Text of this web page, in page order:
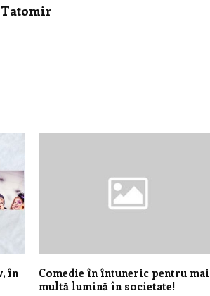
în
Comedie în întuneric pentru mai
multă lumină în societate!